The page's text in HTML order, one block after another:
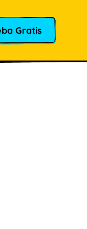
Gratis